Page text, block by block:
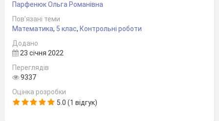
2. У хлопчика було 56 зошитів, з них
становили зошити в клітинку. Скільки зошитів
3. У саду росло 36 яблунь, що становило
дерев. Скільки дерев росло в саду?
Перетворіть дроби у мішане число:
Парфенюк Ольга Романівна
Пов’язані теми
Математика, 5 клас, Контрольні роботи
Додано
23 січня 2022
Переглядів
9337
Оцінка розробки
5.0 (1 відгук)